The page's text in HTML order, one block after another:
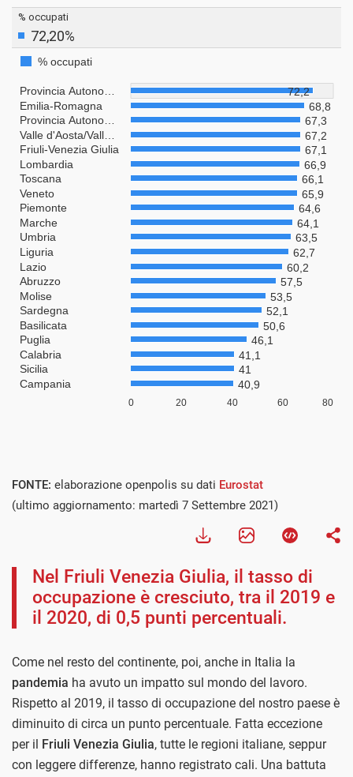
FONTE: elaborazione openpolis su dati Eurostat
(ultimo aggiornamento: martedì 7 Settembre 2021)
Nel Friuli Venezia Giulia, il tasso di
occupazione è cresciuto, tra il 2019 e
il 2020, di 0,5 punti percentuali.
Come nel resto del continente, poi, anche in Italia la
pandemia ha avuto un impatto sul mondo del lavoro.
Rispetto al 2019, il tasso di occupazione del nostro paese è
diminuito di circa un punto percentuale. Fatta eccezione
per il Friuli Venezia Giulia, tutte le regioni italiane, seppur
con leggere differenze, hanno registrato cali. Una battuta